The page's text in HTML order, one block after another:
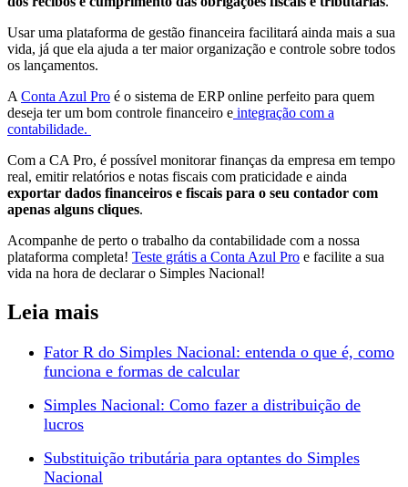
Usar uma plataforma de gestão financeira facilitará ainda mais a sua
vida, já que ela ajuda a ter maior organização e controle sobre todos
os lançamentos.
A Conta Azul Pro é o sistema de ERP online perfeito para quem
deseja ter um bom controle financeiro e integração com a
contabilidade.
Com a CA Pro, é possível monitorar finanças da empresa em tempo
real, emitir relatórios e notas fiscais com praticidade e ainda
exportar dados financeiros e fiscais para o seu contador com
apenas alguns cliques.
Acompanhe de perto o trabalho da contabilidade com a nossa
plataforma completa! Teste grátis a Conta Azul Pro e facilite a sua
vida na hora de declarar o Simples Nacional!
Leia mais
Fator R do Simples Nacional: entenda o que é, como
funciona e formas de calcular
Simples Nacional: Como fazer a distribuição de
lucros
Substituição tributária para optantes do Simples
Nacional